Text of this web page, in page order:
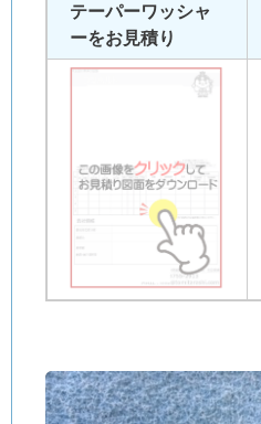
テーパーワッシャ
ーをお見積り